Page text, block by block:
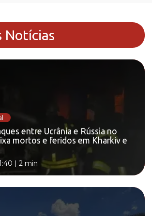
Notícias
entre Ucrânia e Rússia no
mortos e feridos em Kharkiv e
| 2 min